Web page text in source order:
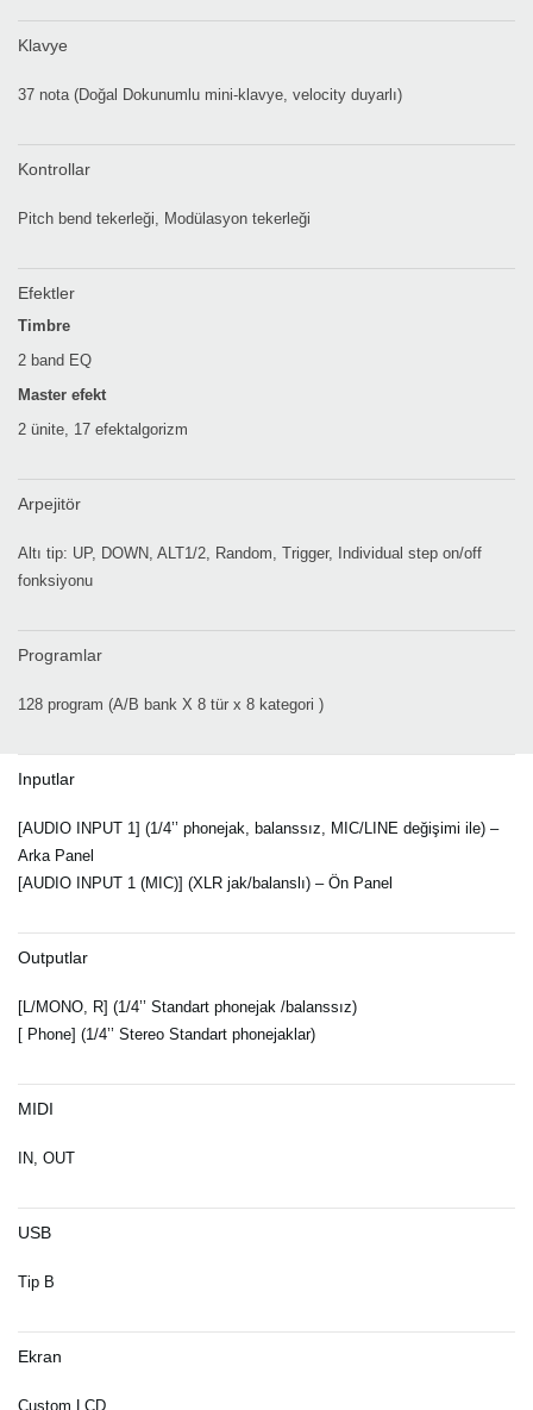
Klavye
37 nota (Doğal Dokunumlu mini-klavye, velocity duyarlı)
Kontrollar
Pitch bend tekerleği, Modülasyon tekerleği
Efektler
Timbre
2 band EQ
Master efekt
2 ünite, 17 efektalgorizm
Arpejitör
Altı tip: UP, DOWN, ALT1/2, Random, Trigger, Individual step on/off
fonksiyonu
Programlar
128 program (A/B bank X 8 tür x 8 kategori )
Inputlar
[AUDIO INPUT 1] (1/4’’ phonejak, balanssız, MIC/LINE değişimi ile) –
Arka Panel
[AUDIO INPUT 1 (MIC)] (XLR jak/balanslı) – Ön Panel
Outputlar
[L/MONO, R] (1/4’’ Standart phonejak /balanssız)
[ Phone] (1/4’’ Stereo Standart phonejaklar)
MIDI
IN, OUT
USB
Tip B
Ekran
Custom LCD